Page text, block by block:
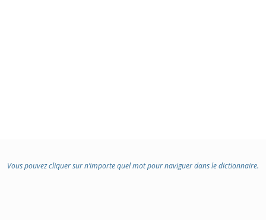
Vous pouvez cliquer sur n’importe quel mot pour naviguer dans le dictionnaire.